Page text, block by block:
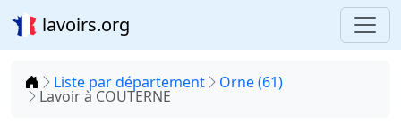
lavoirs.org
Accueil
Liste par département Orne (61)
Lavoir à COUTERNE